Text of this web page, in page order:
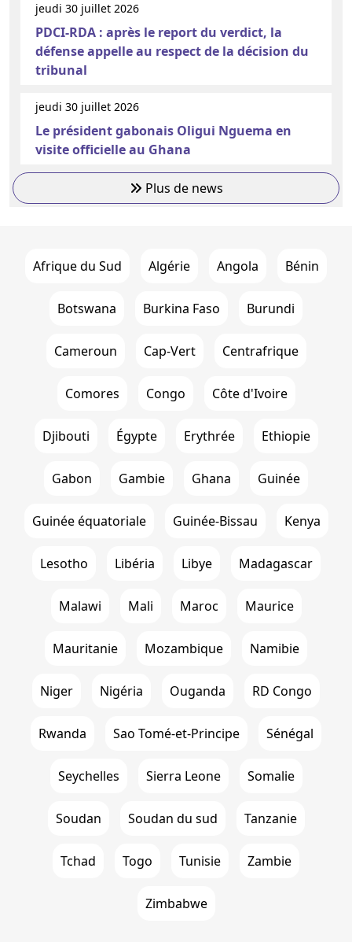
jeudi 30 juillet 2026
PDCI-RDA : après le report du verdict, la
défense appelle au respect de la décision du
tribunal
jeudi 30 juillet 2026
Le président gabonais Oligui Nguema en
visite officielle au Ghana
Plus de news
Afrique du Sud Algérie Angola Bénin
Botswana Burkina Faso Burundi
Cameroun Cap-Vert Centrafrique
Comores Congo Côte d'Ivoire
Djibouti Égypte Erythrée Ethiopie
Gabon Gambie Ghana Guinée
Guinée équatoriale Guinée-Bissau Kenya
Lesotho Libéria Libye Madagascar
Malawi Mali Maroc Maurice
Mauritanie Mozambique Namibie
Niger Nigéria Ouganda RD Congo
Rwanda Sao Tomé-et-Principe Sénégal
Seychelles Sierra Leone Somalie
Soudan Soudan du sud Tanzanie
Tchad Togo Tunisie Zambie
Zimbabwe